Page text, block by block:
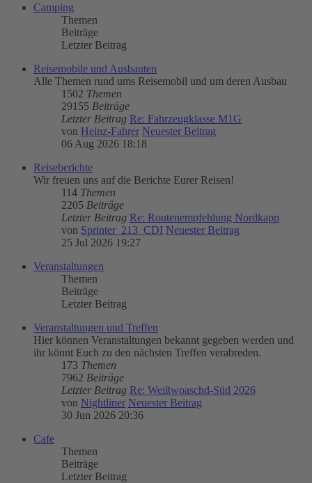
Camping
Themen
Beiträge
Letzter Beitrag
Reisemobile und Ausbauten
Alle Themen rund ums Reisemobil und um deren Ausbau
1502 Themen
29155 Beiträge
Letzter Beitrag Re: Fahrzeugklasse M1G
von Heinz-Fahrer Neuester Beitrag
06 Aug 2026 18:18
Reiseberichte
Wir freuen uns auf die Berichte Eurer Reisen!
114 Themen
2205 Beiträge
Letzter Beitrag Re: Routenempfehlung Nordkapp
von Sprinter_213_CDI Neuester Beitrag
25 Jul 2026 19:27
Veranstaltungen
Themen
Beiträge
Letzter Beitrag
Veranstaltungen und Treffen
Hier können Veranstaltungen bekannt gegeben werden und
ihr könnt Euch zu den nächsten Treffen verabreden.
173 Themen
7962 Beiträge
Letzter Beitrag Re: Weißwoaschd-Süd 2026
von Nightliner Neuester Beitrag
30 Jun 2026 20:36
Cafe
Themen
Beiträge
Letzter Beitrag